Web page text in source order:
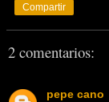
Compartir
2 comentarios:
pepe cano